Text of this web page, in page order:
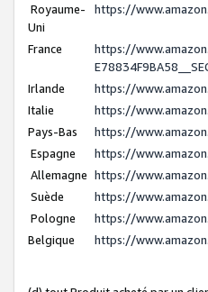
Royaume-
Uni
https://
France
https://
Irlande
https://
Italie
https://
Pays-Bas
https://
Espagne
https://
Allemagne https://
Suède
https://
Pologne
https://
Belgique
https://